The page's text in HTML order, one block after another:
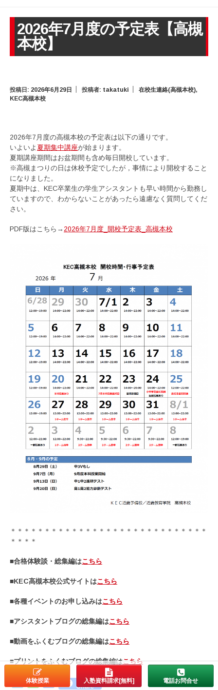
体験授業 入塾資料請求[無料] 電話お問合せ
2026年7月度の予定表【高槻
本校】
投稿日: 2026年6月29日 投稿者: takatuki 在校生連絡(高槻本校),
KEC高槻本校
2026年7月度の高槻本校の予定表は以下の通りです。
いよいよ 夏期集中講座が始まります。
夏期講座期間はお盆期間も含め毎日開校しています。
※高槻まつりの日は休校予定でしたが，事情により開校すること
になりました。
夏期中は、KEC卒業生の学生アシスタントも早い時間から勤務し
ていますので、わからないことがあったら遠慮なく質問してくだ
さい。
PDF版はこちら→ 2026年7月度_開校予定表_高槻本校
＊＊＊＊＊＊＊＊＊＊＊＊＊＊＊＊＊＊＊＊＊＊＊＊＊＊＊＊＊
＊＊＊＊
■合格体験談・総集編はこちら
■KEC高槻本校公式サイトはこちら
■各種イベントのお申し込みはこちら
■アシスタントブログの総集編はこちら
■動画をふくむブログの総集編はこちら
■プリントをふくむブログの総集編はこちら
Twitter
Line Facebook
Share